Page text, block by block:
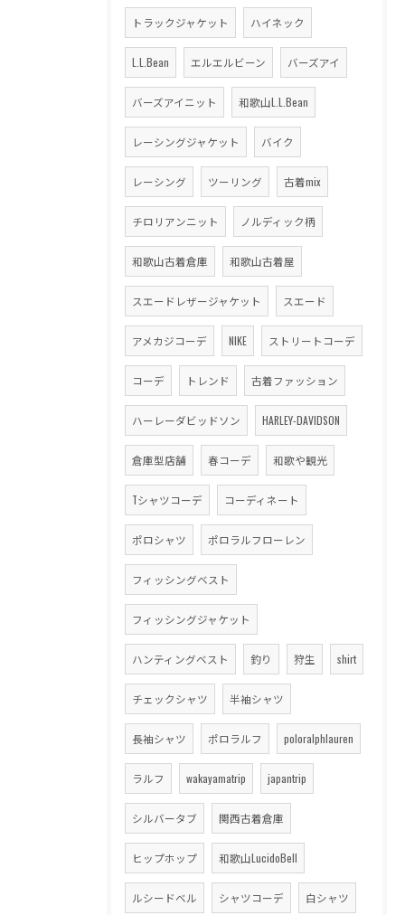
トラックジャケット ハイネック
L.L.Bean エルエルビーン バーズアイ
バーズアイニット 和歌山L.L.Bean
レーシングジャケット バイク
レーシング ツーリング 古着mix
チロリアンニット ノルディック柄
和歌山古着倉庫 和歌山古着屋
スエードレザージャケット スエード
アメカジコーデ NIKE ストリートコーデ
コーデ トレンド 古着ファッション
ハーレーダビッドソン HARLEY-DAVIDSON
倉庫型店舗 春コーデ 和歌や観光
Tシャツコーデ コーディネート
ポロシャツ ポロラルフローレン
フィッシングベスト
フィッシングジャケット
ハンティングベスト 釣り 狩生 shirt
チェックシャツ 半袖シャツ
長袖シャツ ポロラルフ poloralphlauren
ラルフ wakayamatrip japantrip
シルバータブ 関西古着倉庫
ヒップホップ 和歌山LucidoBell
ルシードベル シャツコーデ 白シャツ